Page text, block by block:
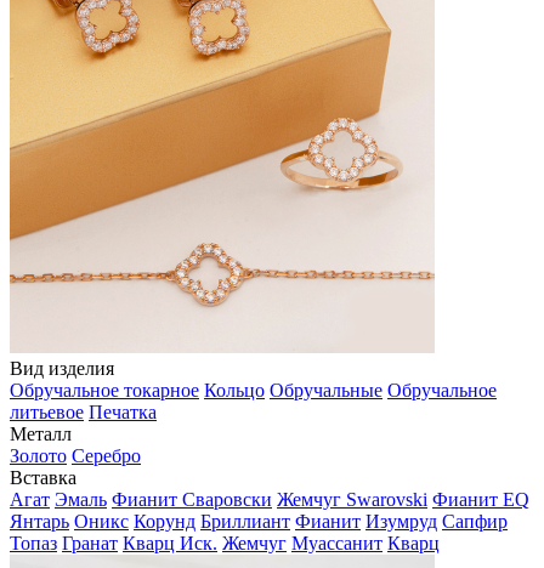
Вид изделия
Обручальное токарное Кольцо Обручальные Обручальное
литьевое Печатка
Металл
Золото Серебро
Вставка
Агат Эмаль Фианит Сваровски Жемчуг Swarovski Фианит EQ
Янтарь Оникс Корунд Бриллиант Фианит Изумруд Сапфир
Топаз Гранат Кварц Иск. Жемчуг Муассанит Кварц